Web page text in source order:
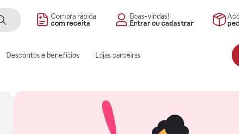
Compra rápida
com receita
Boas-vindas!
Entrar ou cadastrar
Descontos e benefícios Lojas parceiras